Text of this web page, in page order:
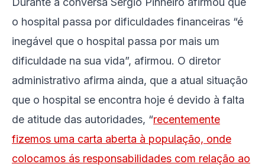
o hospital passa por dificuldades financeiras “é
inegável que o hospital passa por mais um
dificuldade na sua vida”, afirmou. O diretor
administrativo afirma ainda, que a atual situação
que o hospital se encontra hoje é devido à falta
de atitude das autoridades, “recentemente
fizemos uma carta aberta à população, onde
colocamos ás responsabilidades com relação ao